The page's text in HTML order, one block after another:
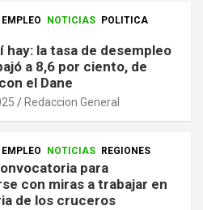
EMPLEO NOTICIAS
POLITICA
hay: la tasa de desempleo
a 8,6 por ciento, de
el Dane
Redaccion General
EMPLEO NOTICIAS REGIONES
para
con miras a trabajar en
de los cruceros